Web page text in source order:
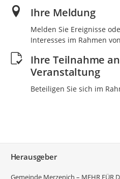
Ihre Meldung
Melden Sie Ereignisse
Interesses im Rahmen
Ihre Teilnahme
Veranstaltung
Beteiligen Sie sich im
Herausgeber
Gemeinde Merzenich – MEHR FÜR